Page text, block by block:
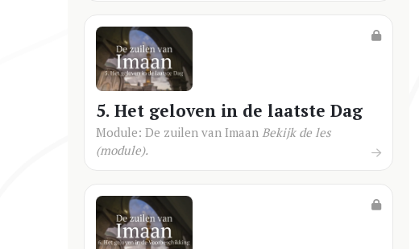
5. Het geloven in de laatste Dag
Module: De zuilen van Imaan Bekijk de les
(module).